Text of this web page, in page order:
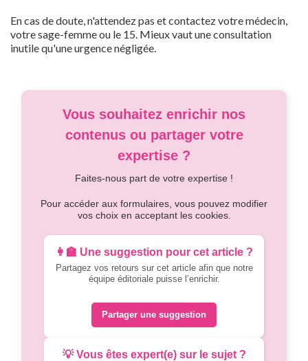
En cas de doute, n'attendez pas et contactez votre médecin,
votre sage-femme ou le 15. Mieux vaut une consultation
inutile qu'une urgence négligée.
Vous souhaitez enrichir nos
contenus ou partager votre
expertise ?
Faites-nous part de votre expertise !
Pour accéder aux formulaires, vous pouvez modifier
vos choix en acceptant les cookies.
👩‍🏫 Une suggestion pour cet article ?
Partagez vos retours sur cet article afin que notre
équipe éditoriale puisse l’enrichir.
Partager une suggestion
💡 Vous êtes expert(e) sur le sujet ?